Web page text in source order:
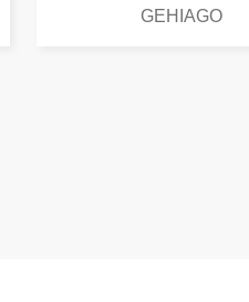
GEHIAGO